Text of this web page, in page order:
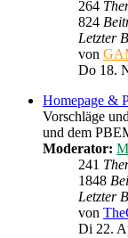
264
824
Letzter
von
Do 18.
Homepage &
Vorschläge
und dem
Moderator:
241
1848
Letzter
von
Di 22.